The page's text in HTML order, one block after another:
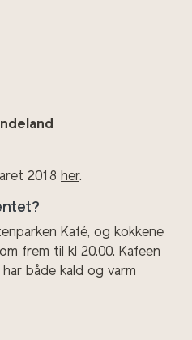
2018 her.
Kafé, og kokkene
frem til kl 20.00. Kafeen
både kald og varm